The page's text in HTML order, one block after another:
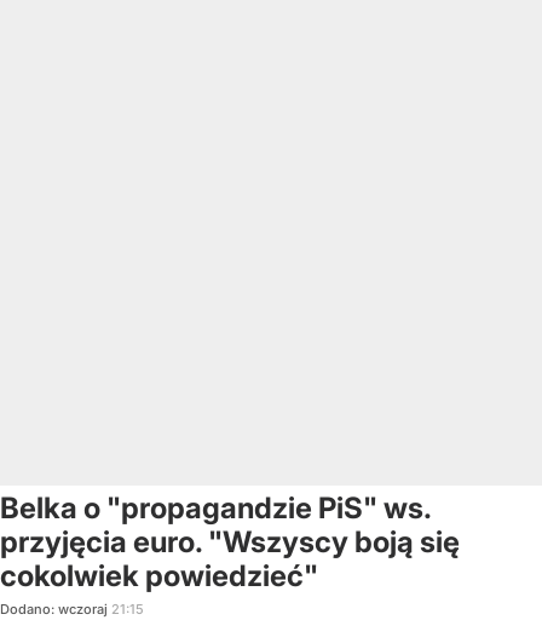
Belka o "propagandzie PiS" ws.
przyjęcia euro. "Wszyscy boją się
cokolwiek powiedzieć"
Dodano: wczoraj 21:15